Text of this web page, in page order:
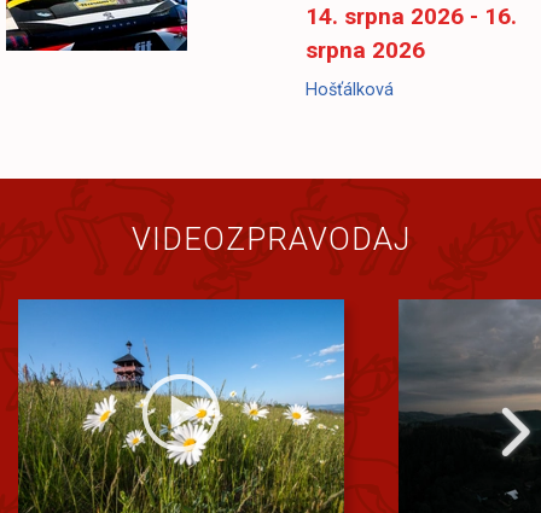
14. srpna 2026 - 16.
srpna 2026
Hošťálková
VIDEOZPRAVODAJ